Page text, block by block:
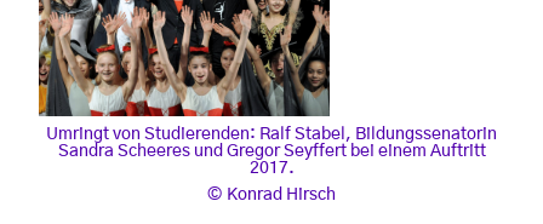
Umringt von Studierenden: Ralf Stabel, Bildungssenatorin
Sandra Scheeres und Gregor Seyffert bei einem Auftritt
2017.
Konrad Hirsch